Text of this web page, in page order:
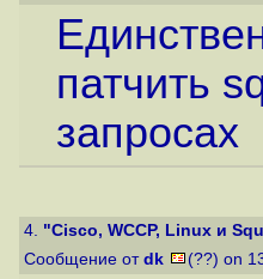
патчить
запросах
4. "Cisco, WCCP, Linux и
Сообщение от dk (??) on